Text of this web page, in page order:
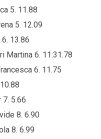
5. 11.88
5. 12.09
13.86
Martina 6. 11:31.78
6. 11.75
5.66
8. 6.90
8. 6.99